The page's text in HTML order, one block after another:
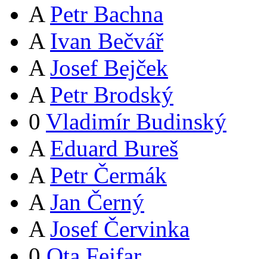
A Petr Bachna
A Ivan Bečvář
A Josef Bejček
A Petr Brodský
0 Vladimír Budinský
A Eduard Bureš
A Petr Čermák
A Jan Černý
A Josef Červinka